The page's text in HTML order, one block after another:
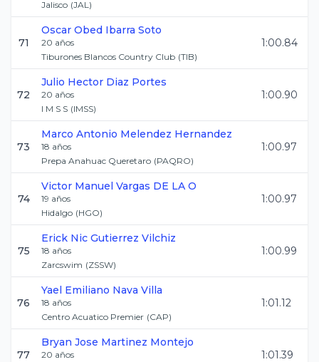
Jalisco (JAL)
71
Oscar Obed Ibarra Soto
20 años
Tiburones Blancos Country Club (TIB)
1:00.84
72
Julio Hector Diaz Portes
20 años
I M S S (IMSS)
1:00.90
73
Marco Antonio Melendez Hernandez
18 años
Prepa Anahuac Queretaro (PAQRO)
1:00.97
74
Victor Manuel Vargas DE LA O
19 años
Hidalgo (HGO)
1:00.97
75
Erick Nic Gutierrez Vilchiz
18 años
Zarcswim (ZSSW)
1:00.99
76
Yael Emiliano Nava Villa
18 años
Centro Acuatico Premier (CAP)
1:01.12
77
Bryan Jose Martinez Montejo
20 años
1:01.39